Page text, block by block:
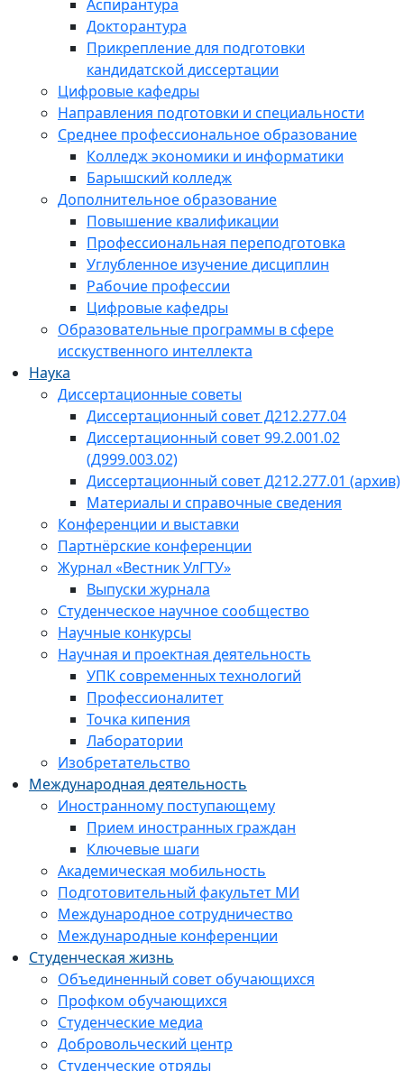
Аспирантура
Докторантура
Прикрепление для подготовки
кандидатской диссертации
Цифровые кафедры
Направления подготовки и специальности
Среднее профессиональное образование
Колледж экономики и информатики
Барышский колледж
Дополнительное образование
Повышение квалификации
Профессиональная переподготовка
Углубленное изучение дисциплин
Рабочие профессии
Цифровые кафедры
Образовательные программы в сфере
исскуственного интеллекта
Наука
Диссертационные советы
Диссертационный совет Д212.277.04
Диссертационный совет 99.2.001.02
(Д999.003.02)
Диссертационный совет Д212.277.01 (архив)
Материалы и справочные сведения
Конференции и выставки
Партнёрские конференции
Журнал «Вестник УлГТУ»
Выпуски журнала
Студенческое научное сообщество
Научные конкурсы
Научная и проектная деятельность
УПК современных технологий
Профессионалитет
Точка кипения
Лаборатории
Изобретательство
Международная деятельность
Иностранному поступающему
Прием иностранных граждан
Ключевые шаги
Академическая мобильность
Подготовительный факультет МИ
Международное сотрудничество
Международные конференции
Студенческая жизнь
Объединенный совет обучающихся
Профком обучающихся
Студенческие медиа
Добровольческий центр
Студенческие отряды